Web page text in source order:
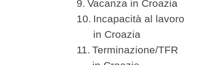
Vacanza in Croazia
Incapacità al lavoro
in Croazia
Terminazione/TFR